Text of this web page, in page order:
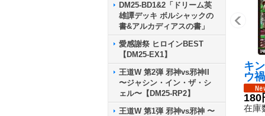
DM25-BD1&2「ドリーム英
雄譚デッキ ボルシャックの
書&アルカディアスの書」
愛感謝祭 ヒロインBEST
【DM25-EX1】
王道W 第2弾 邪神vs邪神II
〜ジャシン・イン・ザ・シ
ェル〜【DM25-RP2】
王道W 第1弾 邪神vs邪神 〜
キ
ウ
九
S】
12}
180
在庫